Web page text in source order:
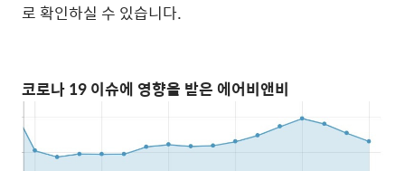
로 확인하실 수 있습니다.
코로나19이슈에 영향을 받은에어비앤비